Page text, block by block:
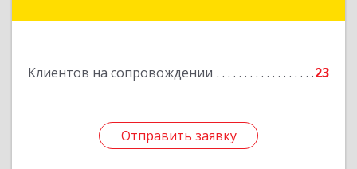
Клиентов на сопровождении 23
Отправить заявку
Отправить заявку